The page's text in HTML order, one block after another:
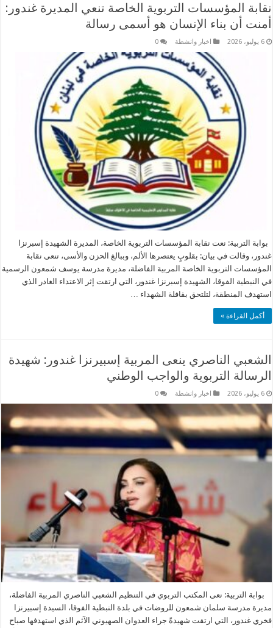
نقابة المؤسسات التربوية الخاصة تنعي المديرة غندور:
أمنت أن بناء الإنسان هو أسمى رسالة
6 يوليو، 2026 اخبار وانشطة 0
بوابة التربية: نعت نقابة المؤسسات التربوية الخاصة، المديرة الشهيدة إسبرنزا
غندور، وقالت في بيان: بقلوبٍ يعتصرها الألم، وببالغ الحزن والأسى، تنعى نقابة
المؤسسات التربوية الخاصة المربية الفاضلة، مديرة مدرسة يوسف شمعون الرسمية
في النبطية الفوقا، الشهيدة إسبرنزا غندور، التي ارتقت إثر الاعتداء الغادر الذي
استهدف المنطقة، لتلتحق بقافلة الشهداء …
أكمل القراءة »
الشعبي الناصري ينعى المربية إسبيرنزا غندور: شهيدة
الرسالة التربوية والواجب الوطني
6 يوليو، 2026 اخبار وانشطة 0
بوابة التربية: نعى المكتب التربوي في التنظيم الشعبي الناصري المربية الفاضلة،
مديرة مدرسة سلمان شمعون للروضات في بلدة النبطية الفوقا، السيدة إسبيرنزا
فخري غندور، التي ارتقت شهيدةً جراء العدوان الصهيوني الآثم الذي استهدفها صباح